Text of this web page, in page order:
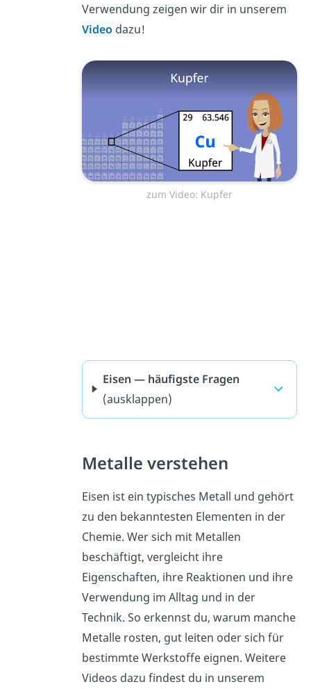
Verwendung zeigen wir dir in unserem
Video dazu!
zum Video: Kupfer
Eisen — häufigste Fragen
(ausklappen)
Metalle verstehen
Eisen ist ein typisches Metall und gehört
zu den bekanntesten Elementen in der
Chemie. Wer sich mit Metallen
beschäftigt, vergleicht ihre
Eigenschaften, ihre Reaktionen und ihre
Verwendung im Alltag und in der
Technik. So erkennst du, warum manche
Metalle rosten, gut leiten oder sich für
bestimmte Werkstoffe eignen. Weitere
Videos dazu findest du in unserem